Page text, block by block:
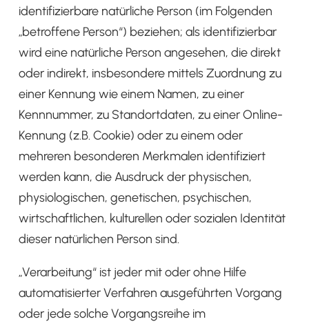
identifizierbare natürliche Person (im Folgenden
„betroffene Person“) beziehen; als identifizierbar
wird eine natürliche Person angesehen, die direkt
oder indirekt, insbesondere mittels Zuordnung zu
einer Kennung wie einem Namen, zu einer
Kennnummer, zu Standortdaten, zu einer Online-
Kennung (z.B. Cookie) oder zu einem oder
mehreren besonderen Merkmalen identifiziert
werden kann, die Ausdruck der physischen,
physiologischen, genetischen, psychischen,
wirtschaftlichen, kulturellen oder sozialen Identität
dieser natürlichen Person sind.
„Verarbeitung“ ist jeder mit oder ohne Hilfe
automatisierter Verfahren ausgeführten Vorgang
oder jede solche Vorgangsreihe im